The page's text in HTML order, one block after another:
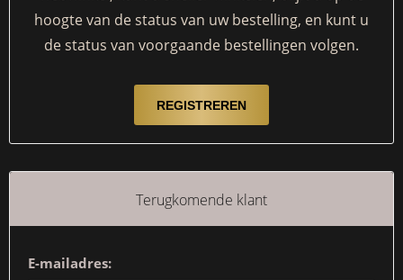
hoogte van de status van uw bestelling, en kunt u
de status van voorgaande bestellingen volgen.
Terugkomende klant
E-mailadres: